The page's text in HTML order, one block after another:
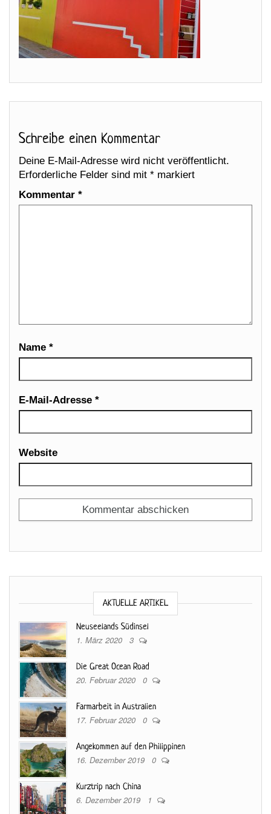
Schreibe einen Kommentar
Deine E-Mail-Adresse wird nicht veröffentlicht.
Erforderliche Felder sind mit * markiert
Kommentar *
Name *
E-Mail-Adresse *
Website
AKTUELLE ARTIKEL
Neuseelands Südinsel
1. März 2020 3
Die Great Ocean Road
20. Februar 2020 0
Farmarbeit in Australien
17. Februar 2020 0
Angekommen auf den Philippinen
16. Dezember 2019 0
Kurztrip nach China
6. Dezember 2019 1